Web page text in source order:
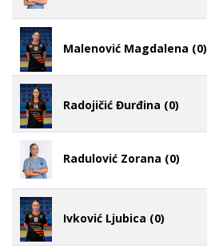
Malenović Magdalena (0)
Radojičić Đurđina (0)
Radulović Zorana (0)
Ivković Ljubica (0)